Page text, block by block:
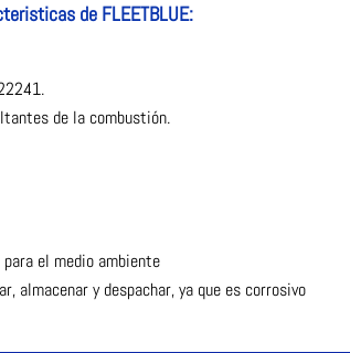
de FLEETBLUE:
de la combustión.
el medio ambiente
almacenar y despachar, ya que es corrosivo